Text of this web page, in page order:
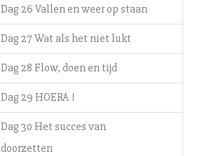
Dag 26 Vallen en weer op staan
Dag 27 Wat als het niet lukt
Dag 28 Flow, doen en tijd
Dag 29 HOERA !
Dag 30 Het succes van
doorzetten